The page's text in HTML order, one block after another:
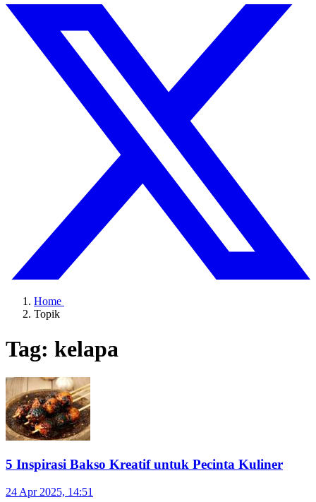
Home
Topik
Tag: kelapa
5 Inspirasi Bakso Kreatif untuk Pecinta Kuliner
24 Apr 2025, 14:51